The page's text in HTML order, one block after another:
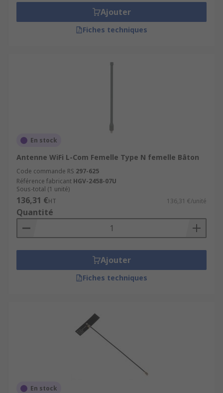
Ajouter
Fiches techniques
En stock
Antenne WiFi L-Com Femelle Type N femelle Bâton
Code commande RS 297-625
Référence fabricant HGV-2458-07U
Sous-total (1 unité)
136,31 €HT 136,31 €/unité
Quantité
Ajouter
Fiches techniques
En stock